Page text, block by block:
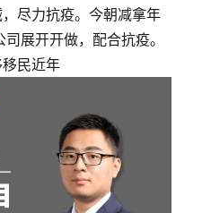
尽力抗疫。今朝减拿年
展开开做，配合抗疫。
民近年